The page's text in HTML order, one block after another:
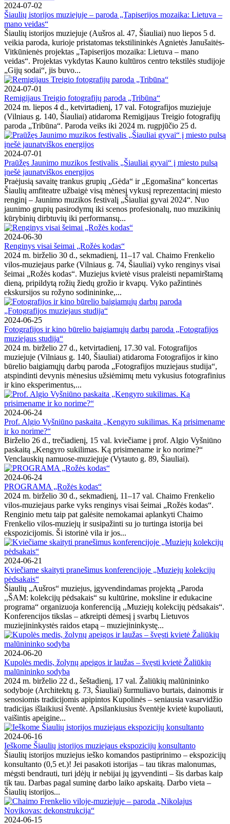
2024-07-02
Šiaulių istorijos muziejuje – paroda „Tapiserijos mozaika: Lietuva –
mano veidas“
Šiaulių istorijos muziejuje (Aušros al. 47, Šiauliai) nuo liepos 5 d.
veikia paroda, kurioje pristatomas tekstilininkės Agnietės Janušaitės-
Vitkūnienės projektas „Tapiserijos mozaika: Lietuva – mano
veidas“. Projektas vykdytas Kauno kultūros centro tekstilės studijoje
„Gijų sodai“, jis buvo...
2024-07-01
Remigijaus Treigio fotografijų paroda „Tribūna“
2024 m. liepos 4 d., ketvirtadienį, 17 val. Fotografijos muziejuje
(Vilniaus g. 140, Šiauliai) atidaroma Remigijaus Treigio fotografijų
paroda „Tribūna“. Paroda veiks iki 2024 m. rugpjūčio 25 d.
2024-07-01
Praūžęs Jaunimo muzikos festivalis „Šiauliai gyvai“ į miesto pulsą
įnešė jaunatviškos energijos
Praėjusią savaitę trankus grupių „Gėda“ ir „Egomašina“ koncertas
Šiaulių amfiteatre užbaigė visą mėnesį vykusį reprezentacinį miesto
renginį – Jaunimo muzikos festivalį „Šiauliai gyvai 2024“. Nuo
jaunimo grupių pasirodymų iki scenos profesionalų, nuo muzikinių
kūrybinių dirbtuvių iki performansų...
2024-06-30
Renginys visai šeimai „Rožės kodas“
2024 m. birželio 30 d., sekmadienį, 11–17 val. Chaimo Frenkelio
vilos-muziejaus parke (Vilniaus g. 74, Šiauliai) vyko renginys visai
šeimai „Rožės kodas“. Muziejus kvietė visus praleisti nepamirštamą
dieną, pripildytą rožių žiedų grožio ir kvapų. Vyko pažintinės
ekskursijos su rožyno sodinininke,...
2024-06-25
Fotografijos ir kino būrelio baigiamųjų darbų paroda „Fotografijos
muziejaus studija“
2024 m. birželio 27 d., ketvirtadienį, 17.30 val. Fotografijos
muziejuje (Vilniaus g. 140, Šiauliai) atidaroma Fotografijos ir kino
būrelio baigiamųjų darbų paroda „Fotografijos muziejaus studija“,
atspindinti devynis mėnesius užsiėmimų metu vykusius fotografinius
ir kino eksperimentus,...
2024-06-24
Prof. Algio Vyšniūno paskaita „Kengyro sukilimas. Ką prisimename
ir ko norime?“
Birželio 26 d., trečiadienį, 15 val. kviečiame į prof. Algio Vyšniūno
paskaitą „Kengyro sukilimas. Ką prisimename ir ko norime?“
Venclauskių namuose-muziejuje (Vytauto g. 89, Šiauliai).
2024-06-24
PROGRAMA „Rožės kodas“
2024 m. birželio 30 d., sekmadienį, 11–17 val. Chaimo Frenkelio
vilos-muziejaus parke vyks renginys visai šeimai „Rožės kodas“.
Renginio metu taip pat galėsite nemokamai aplankyti Chaimo
Frenkelio vilos-muziejų ir susipažinti su jo turtinga istorija bei
ekspozicijomis. Ši istorinė vila ir jos...
2024-06-21
Kviečiame skaityti pranešimus konferencijoje „Muziejų kolekcijų
pėdsakais“
Šiaulių „Aušros“ muziejus, įgyvendindamas projektą „Paroda
,,ŠAM: kolekcijų pėdsakais“ su kultūrine, moksline ir edukacine
programa“ organizuoja konferenciją ,,Muziejų kolekcijų pėdsakais“.
Konferencijos tikslas – atkreipti dėmesį į svarbų Lietuvos
muziejininkystės raidos etapą – muziejininkystę...
2024-06-20
Kupolės medis, žolynų apeigos ir laužas – švęsti kvietė Žaliūkių
malūnininko sodyba
2024 m. birželio 22 d., šeštadienį, 17 val. Žaliūkių malūnininko
sodyboje (Architektų g. 73, Šiauliai) šurmuliavo burtais, dainomis ir
senosiomis tradicijomis apipintos Kupolinės – seniausia vasarvidžio
tradicijas išlaikiusi šventė. Apsilankiusius šventėje kvietė kupoliauti,
vaišintis apeigine...
2024-06-16
Ieškome Šiaulių istorijos muziejaus ekspozicijų konsultanto
Šiaulių istorijos muziejus ieško komandos pastiprinimo – ekspozicijų
konsultanto (0,5 et.)! Jei pasakoti istorijas – tau tikras malonumas,
mėgsti bendrauti, turi įdėjų ir nebijai jų įgyvendinti – šis darbas kaip
tik tau. Darbas pagal suminę darbo laiko apskaitą. Darbo vieta –
Šiaulių istorijos...
2024-06-15